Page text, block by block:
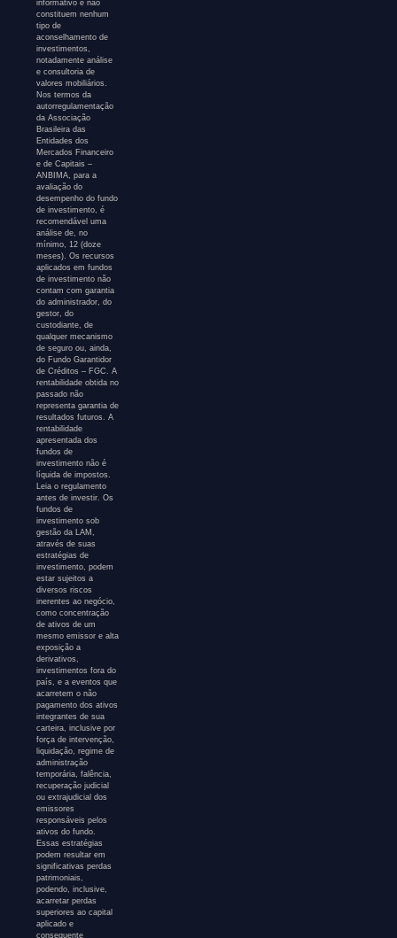
informativo e não
constituem nenhum
tipo de
aconselhamento de
investimentos,
notadamente análise
e consultoria de
valores mobiliários.
Nos termos da
autorregulamentação
da Associação
Brasileira das
Entidades dos
Mercados Financeiro
e de Capitais –
ANBIMA, para a
avaliação do
desempenho do fundo
de investimento, é
recomendável uma
análise de, no
mínimo, 12 (doze
meses). Os recursos
aplicados em fundos
de investimento não
contam com garantia
do administrador, do
gestor, do
custodiante, de
qualquer mecanismo
de seguro ou, ainda,
do Fundo Garantidor
de Créditos – FGC. A
rentabilidade obtida no
passado não
representa garantia de
resultados futuros. A
rentabilidade
apresentada dos
fundos de
investimento não é
líquida de impostos.
Leia o regulamento
antes de investir. Os
fundos de
investimento sob
gestão da LAM,
através de suas
estratégias de
investimento, podem
estar sujeitos a
diversos riscos
inerentes ao negócio,
como concentração
de ativos de um
mesmo emissor e alta
exposição a
derivativos,
investimentos fora do
país, e a eventos que
acarretem o não
pagamento dos ativos
integrantes de sua
carteira, inclusive por
força de intervenção,
liquidação, regime de
administração
temporária, falência,
recuperação judicial
ou extrajudicial dos
emissores
responsáveis pelos
ativos do fundo.
Essas estratégias
podem resultar em
significativas perdas
patrimoniais,
podendo, inclusive,
acarretar perdas
superiores ao capital
aplicado e
consequente